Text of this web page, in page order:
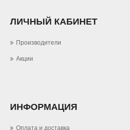
ЛИЧНЫЙ КАБИНЕТ
Производители
Акции
ИНФОРМАЦИЯ
Оплата и доставка